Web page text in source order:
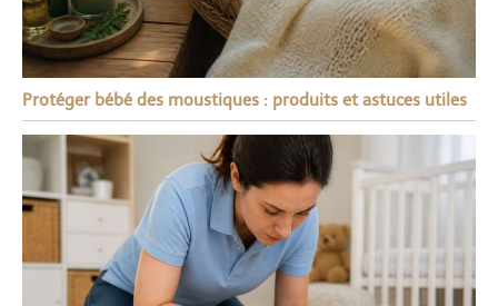
Protéger bébé des moustiques : produits et astuces utiles